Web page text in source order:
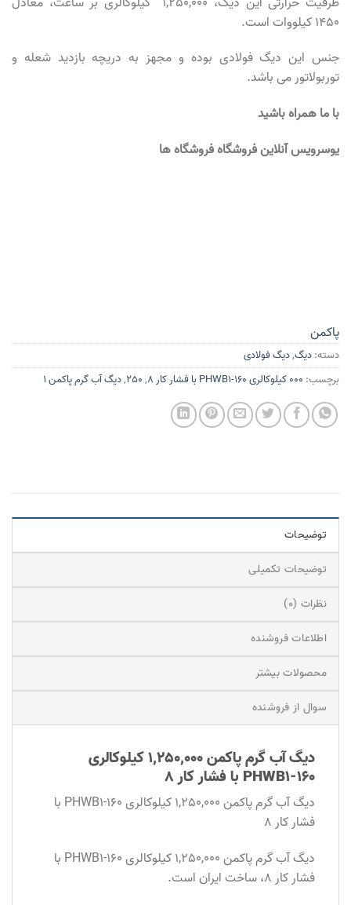
1450 کیلووات است.
جنس این دیگ فولادی بوده و مجهز به دریچه بازدید شعله و
توربولاتور می باشد.
با ما همراه باشید
یوسرویس آنلاین فروشگاه فروشگاه ها
پاکمن
دسته:دیگ,دیگ فولادی
برچسب: 000 کیلوکالری PHWB1-160 با فشار کار 8 ,
250
,دیگ آب گرم پاکمن 1
توضیحات
توضیحات تکمیلی
نظرات (0)
اطلاعات فروشنده
محصولات بیشتر
سوال از فروشنده
دیگ آب گرم پاکمن 1,250,000 کیلوکالری
PHWB1-160 با فشار کار 8
دیگ آب گرم پاکمن 1,250,000 کیلوکالری PHWB1-160 با
فشار کار 8
دیگ آب گرم پاکمن 1,250,000 کیلوکالری PHWB1-160 با
فشار کار 8، ساخت ایران است.